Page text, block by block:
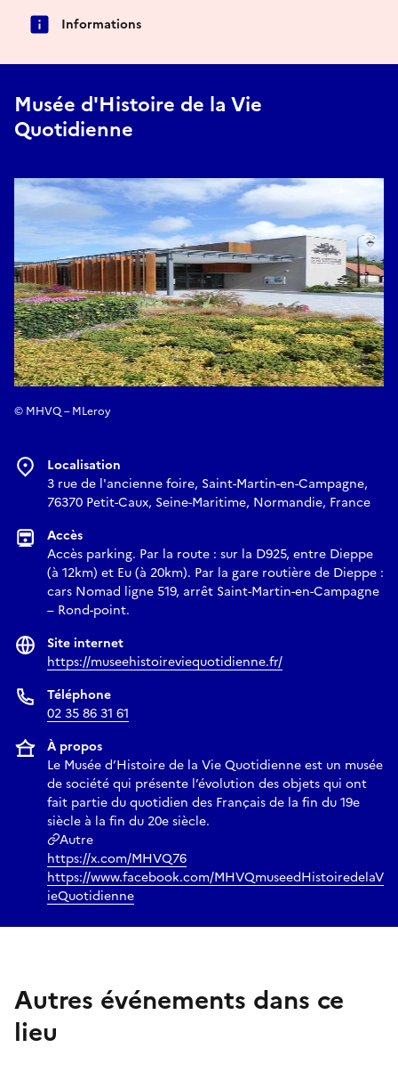
Informations
Musée d'Histoire de la Vie
Quotidienne
© MHVQ – MLeroy
Localisation
3 rue de l'ancienne foire, Saint-Martin-en-Campagne,
76370 Petit-Caux, Seine-Maritime, Normandie, France
Accès
Accès parking. Par la route : sur la D925, entre Dieppe
(à 12km) et Eu (à 20km). Par la gare routière de Dieppe :
cars Nomad ligne 519, arrêt Saint-Martin-en-Campagne
– Rond-point.
Site internet
https://museehistoireviequotidienne.fr/
Téléphone
02 35 86 31 61
À propos
Le Musée d’Histoire de la Vie Quotidienne est un musée
de société qui présente l’évolution des objets qui ont
fait partie du quotidien des Français de la fin du 19e
siècle à la fin du 20e siècle.
Autre
https://x.com/MHVQ76
https://www.facebook.com/MHVQmuseedHistoiredelaV
ieQuotidienne
Autres événements dans ce
lieu